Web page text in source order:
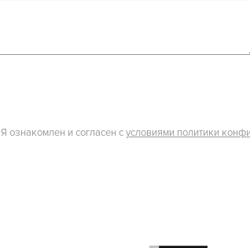
Я ознакомлен и согласен сусловиями политики